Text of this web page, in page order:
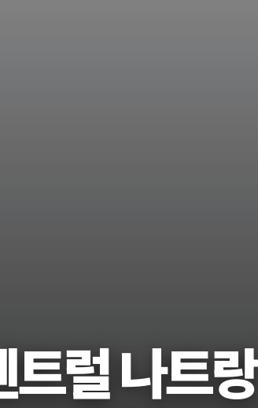
트럴 나트랑